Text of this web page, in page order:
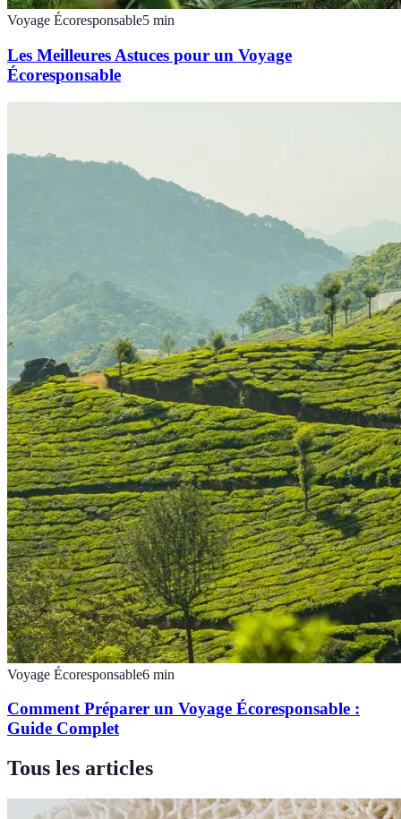
Voyage Écoresponsable5 min
Les Meilleures Astuces pour un Voyage
Écoresponsable
Voyage Écoresponsable6 min
Comment Préparer un Voyage Écoresponsable :
Guide Complet
Tous les articles